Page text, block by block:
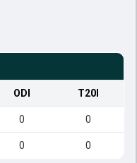
ODI T20I
0 0
0 0